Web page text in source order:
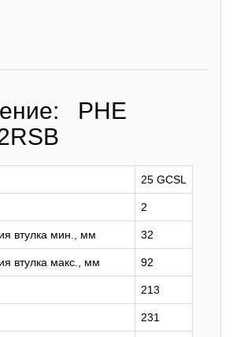
PHE
25 GCSL
2
втулка мин., мм 32
втулка макс., мм 92
213
231